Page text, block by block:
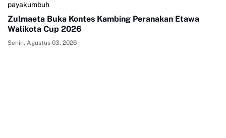
payakumbuh
Zulmaeta Buka Kontes Kambing Peranakan Etawa
Walikota Cup 2026
Senin, Agustus 03, 2026